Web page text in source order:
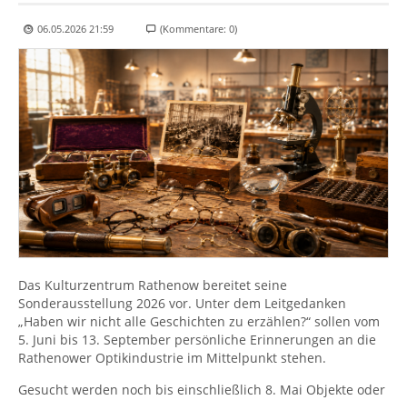
06.05.2026 21:59 (Kommentare: 0)
Das Kulturzentrum Rathenow bereitet seine
Sonderausstellung 2026 vor. Unter dem Leitgedanken
„Haben wir nicht alle Geschichten zu erzählen?“ sollen vom
5. Juni bis 13. September persönliche Erinnerungen an die
Rathenower Optikindustrie im Mittelpunkt stehen.
Gesucht werden noch bis einschließlich 8. Mai Objekte oder